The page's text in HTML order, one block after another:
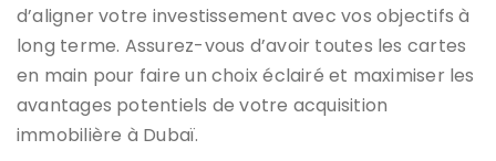
d’aligner votre investissement avec vos objectifs à
long terme. Assurez-vous d’avoir toutes les cartes
en main pour faire un choix éclairé et maximiser les
avantages potentiels de votre acquisition
immobilière à Dubaï.